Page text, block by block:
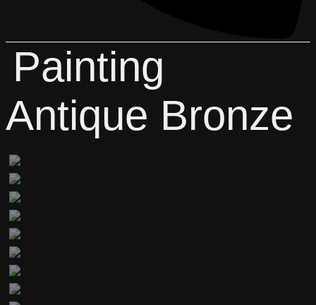
Painting
Antique Bronze